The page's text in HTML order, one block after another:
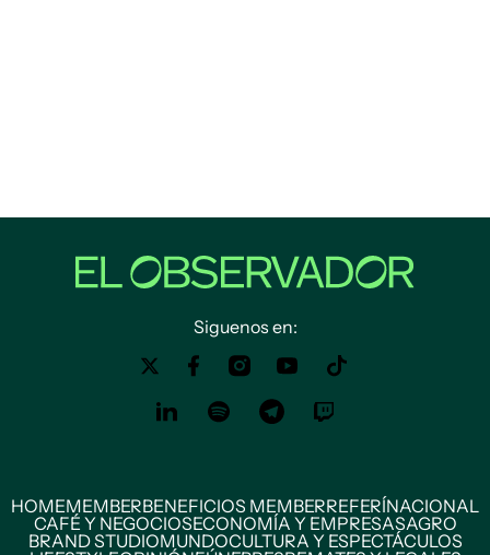
Siguenos en:
HOMEMEMBERBENEFICIOS MEMBERREFERÍNACIONAL
CAFÉ Y NEGOCIOSECONOMÍA Y EMPRESASAGRO
BRAND STUDIOMUNDOCULTURA Y ESPECTÁCULOS